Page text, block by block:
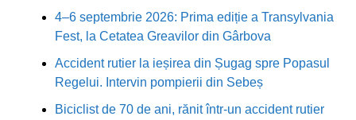
4–6 septembrie 2026: Prima ediție a Transylvania
Fest, la Cetatea Greavilor din Gârbova
Accident rutier la ieșirea din Șugag spre Popasul
Regelui. Intervin pompierii din Sebeș
Biciclist de 70 de ani, rănit într-un accident rutier